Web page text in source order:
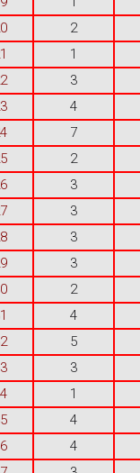
2
1
3
4
7
2
3
3
3
3
2
4
5
3
1
4
4